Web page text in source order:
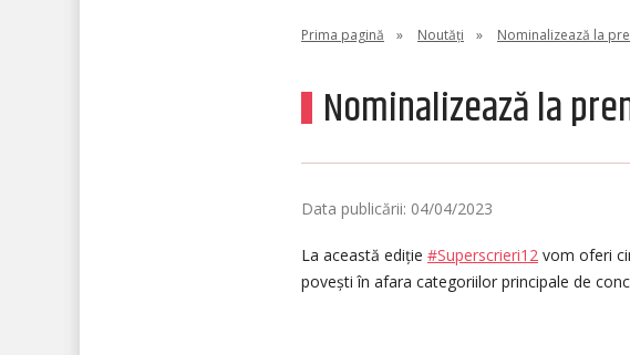
Prima pagină » Noutăți » Nominalizează la
Nominalizează la
Data publicării: 04/04/2023
La această ediție #Superscrieri12 vom oferi
povești în afara categoriilor principale de